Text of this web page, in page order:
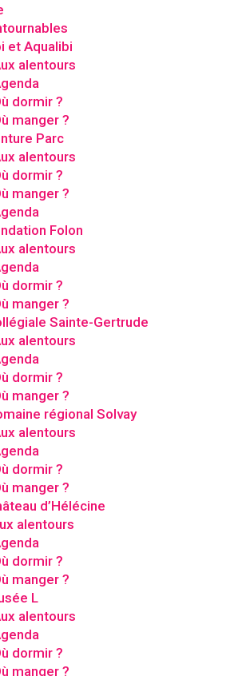
et Aqualibi
alentours
dormir ?
manger ?
Parc
alentours
dormir ?
manger ?
Folon
alentours
dormir ?
manger ?
Sainte-Gertrude
alentours
dormir ?
manger ?
régional Solvay
alentours
dormir ?
manger ?
d’Hélécine
alentours
dormir ?
manger ?
L
alentours
dormir ?
manger ?